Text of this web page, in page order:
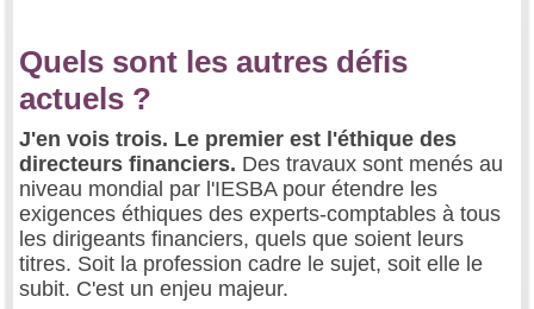
Quels sont les autres défis
actuels ?
J'en vois trois. Le premier est l'éthique des
directeurs financiers. Des travaux sont menés au
niveau mondial par l'IESBA pour étendre les
exigences éthiques des experts-comptables à tous
les dirigeants financiers, quels que soient leurs
titres. Soit la profession cadre le sujet, soit elle le
subit. C'est un enjeu majeur.